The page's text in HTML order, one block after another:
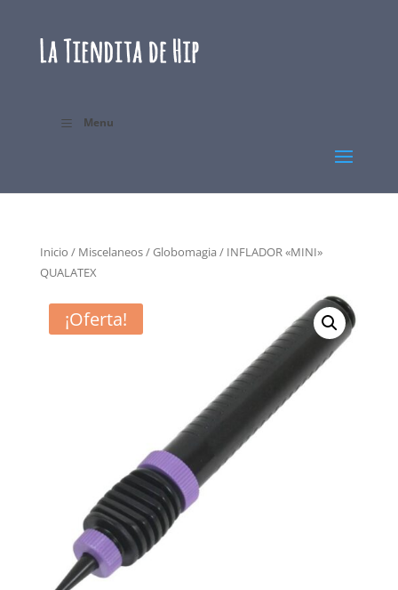
Menu
Inicio / Miscelaneos/Globomagia / INFLADOR «MINI»
QUALATEX
¡Oferta!